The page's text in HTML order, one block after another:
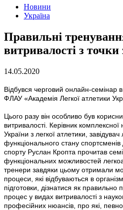
Новини
Україна
Правильні
витривалості з
14.05.2020
Відбувся черговий онлайн-семінар
ФЛАУ «Академія Легкої атлетики
Цього разу він особливо був
витривалості. Керівник комплексної
України з легкої атлетики, завідувач
функціонального стану спортсменів
спорту Руслан Кропта прочитав
функціональних можливостей
тренери завдяки цьому отримали
процеси, які відбуваються в
підготовки, дізнатися як правильно
процес у видах витривалості з
професійних нюансів, про які,